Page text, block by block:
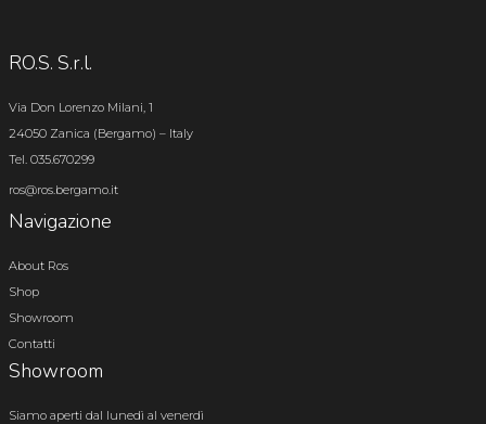
RO.S. S.r.l.
Via Don Lorenzo Milani, 1
24050 Zanica (Bergamo) – Italy
Tel. 035.670299
ros@ros.bergamo.it
Navigazione
About Ros
Shop
Showroom
Contatti
Showroom
Siamo aperti dal lunedì al venerdì